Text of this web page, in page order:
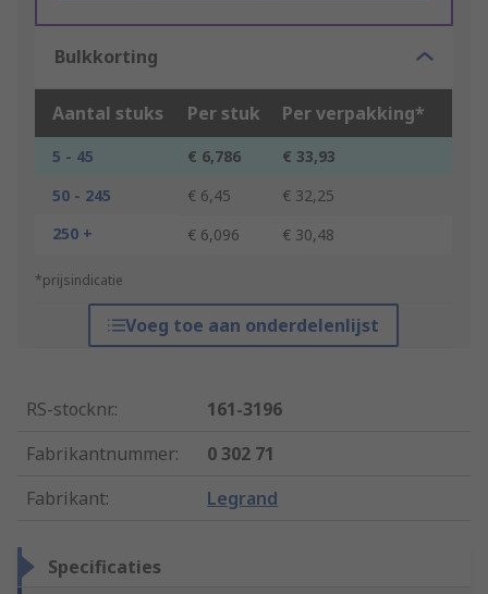
Bulkkorting
Aantal stuks Per stuk Per verpakking*
5 - 45 € 6,786
€ 33,93
50 - 245
€ 6,45
€ 32,25
250 +
€ 6,096 € 30,48
*prijsindicatie
Voeg toe aan onderdelenlijst
RS-stocknr.:
161-3196
Fabrikantnummer:
0 302 71
Fabrikant: Legrand
Specificaties